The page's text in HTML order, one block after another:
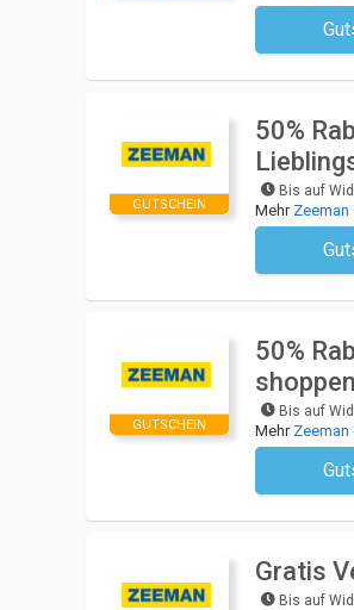
GUTSCHEIN
50%
Bis auf
Mehr Zeeman
GUTSCHEIN
50%
Bis auf
Mehr Zeeman
Gratis
Bis auf